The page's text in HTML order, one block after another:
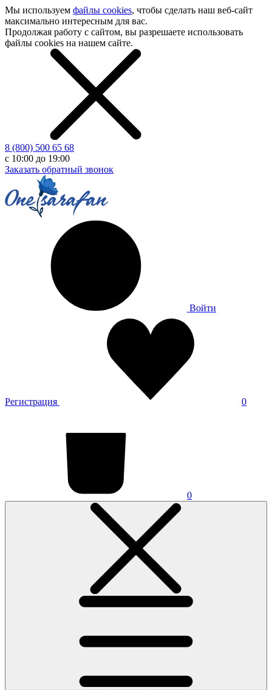
Мы используем файлы cookies, чтобы сделать наш веб-сайт
максимально интересным для вас.
Продолжая работу с сайтом, вы разрешаете использовать
файлы cookies на нашем сайте.
8 (800) 500 65 68
с 10:00 до 19:00
Заказать обратный звонок
Войти
Регистрация 0
0